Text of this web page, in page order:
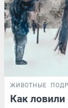
ЖИВОТНЫЕ
Как ловили